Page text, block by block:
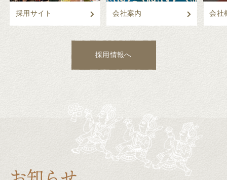
採用サイト 会社案内 会社
採用情報へ